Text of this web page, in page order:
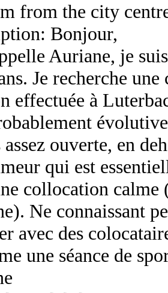
from the city
Bonjour,
Auriane, je
Je recherche
effectuée à
assez ouverte, en
qui est
collocation calme
Ne connaissant
avec des
une séance de